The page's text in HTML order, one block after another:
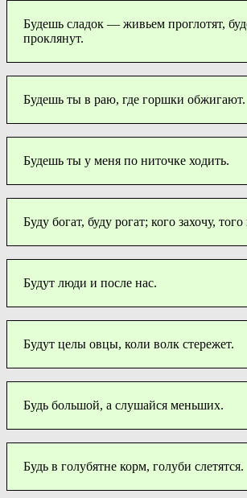
Будешь сладок — живьем проглотят,
проклянут.
Будешь ты в раю, где горшки обжигают.
Будешь ты у меня по ниточке ходить.
Буду богат, буду рогат; кого захочу, того
Будут люди и после нас.
Будут целы овцы, коли волк стережет.
Будь большой, а слушайся меньших.
Будь в голубятне корм, голуби слетятся.